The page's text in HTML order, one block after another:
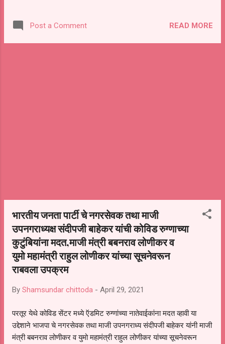
काँग्रेसचे वक्ता प्रशिक्षण विभागाचे प्रदेश अध्यक्ष मा.प्रदीपदादा सोळंके
उपस्थित राहणार आहेत. या प्रसंगी प्रमुख पाहुणे म्हणून मा.आ.सुरेशकुमार
जेथलिया , मा. राहुल लोणीकर , मा.कपिल आकात, मा. अशोक आघाव उपस्थित
Post a Comment READ MORE
भारतीय जनता पार्टी चे नगरसेवक तथा माजी
उपनगराध्यक्ष संदीपजी बाहेकर यांची कोविड रुग्णाच्या
कुटुंबियांना मदत,माजी मंत्री बबनराव लोणीकर व
युमो महामंत्री राहुल लोणीकर यांच्या सूचनेवरून
राबवला उपक्रम
By Shamsundar chittoda - April 29, 2021
परतूर येथे कोविड सेंटर मध्ये ऍडमिट रुग्णांच्या नातेवाईकांना मदत व्हावी या
उद्देशाने भाजपा चे नगरसेवक तथा माजी उपनगराध्य संदीपजी बाहेकर यांनी माजी
मंत्री बबनराव लोणीकर व युमो महामंत्री राहुल लोणीकर यांच्या सूचनेवरून